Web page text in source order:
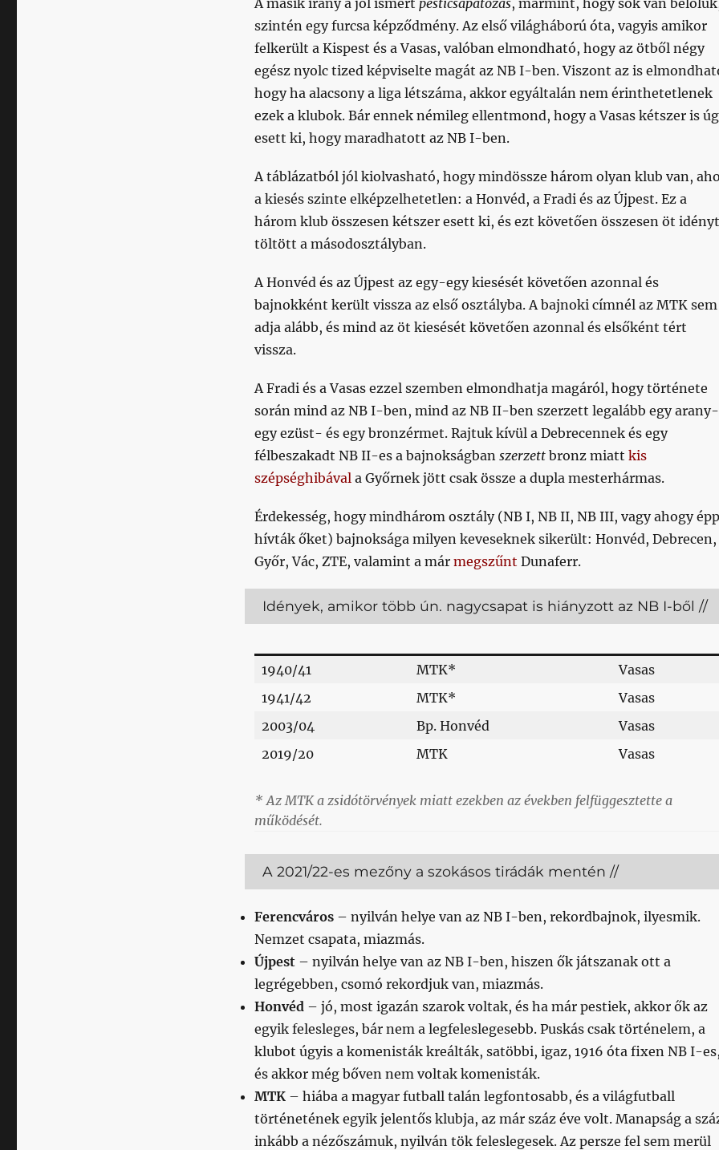
szintén egy furcsa képződmény. Az első világháború óta, vagyis amikor
felkerült a Kispest és a Vasas, valóban elmondható, hogy az ötből négy
egész nyolc tized képviselte magát az NB I-ben. Viszont az is
hogy ha alacsony a liga létszáma, akkor egyáltalán nem érinthetetlenek
ezek a klubok. Bár ennek némileg ellentmond, hogy a Vasas kétszer is
esett ki, hogy maradhatott az NB I-ben.
A táblázatból jól kiolvasható, hogy mindössze három olyan klub van,
a kiesés szinte elképzelhetetlen: a Honvéd, a Fradi és az Újpest. Ez a
három klub összesen kétszer esett ki, és ezt követően összesen öt idényt
töltött a másodosztályban.
A Honvéd és az Újpest az egy-egy kiesését követően azonnal és
bajnokként került vissza az első osztályba. A bajnoki címnél az MTK sem
adja alább, és mind az öt kiesését követően azonnal és elsőként tért
vissza.
A Fradi és a Vasas ezzel szemben elmondhatja magáról, hogy története
során mind az NB I-ben, mind az NB II-ben szerzett legalább egy
egy ezüst- és egy bronzérmet. Rajtuk kívül a Debrecennek és egy
félbeszakadt NB II-es a bajnokságban szerzettbronz miatt kis
szépséghibával a Győrnek jött csak össze a dupla mesterhármas.
Érdekesség, hogy mindhárom osztály (NB I, NB II, NB III, vagy ahogy épp
hívták őket) bajnoksága milyen keveseknek sikerült: Honvéd, Debrecen,
Győr, Vác, ZTE, valamint a már megszűnt Dunaferr.
Idények, amikor több ún. nagycsapat is hiányzott az NB I-ből //
1940/41 MTK*
Vasas
1941/42
MTK*
Vasas
2003/04
Bp. Honvéd
Vasas
2019/20
MTK Vasas
* Az MTK a zsidótörvények miatt ezekben az években felfüggesztette a
működését.
A 2021/22-es mezőny a szokásos tirádák mentén //
Ferencváros– nyilván helye van az NB I-ben, rekordbajnok, ilyesmik.
Nemzet csapata, miazmás.
Újpest– nyilván helye van az NB I-ben, hiszen ők játszanak ott a
legrégebben, csomó rekordjuk van, miazmás.
Honvéd– jó, most igazán szarok voltak, és ha már pestiek, akkor ők az
egyik felesleges, bár nem a legfeleslegesebb. Puskás csak történelem, a
klubot úgyis a komenisták kreálták, satöbbi, igaz, 1916 óta fixen NB I-
és akkor még bőven nem voltak komenisták.
MTK– hiába a magyar futball talán legfontosabb, és a világfutball
történetének egyik jelentős klubja, az már száz éve volt. Manapság a
inkább a nézőszámuk, nyilván tök feleslegesek. Az persze fel sem merül